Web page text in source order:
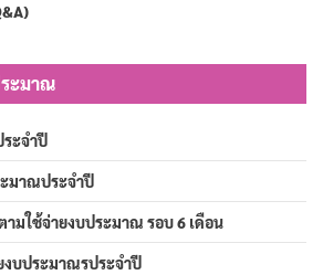
ระมาณ
ะจำปี
มาณประจำปี
ามใช้จ่ายงบประมาณ รอบ 6 เดือน
งบประมาณรประจำปี